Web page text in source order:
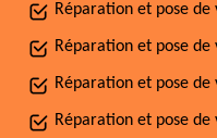
Réparation et pose de
Réparation et pose de
Réparation et pose de
Réparation et pose de